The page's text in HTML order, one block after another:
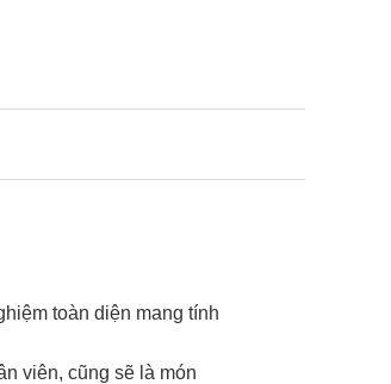
toàn diện mang tính
viên, cũng sẽ là món